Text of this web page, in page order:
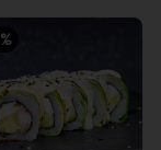
%